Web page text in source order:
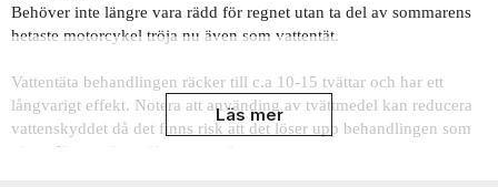
Behöver inte längre vara rädd för regnet utan ta del av sommarens
hetaste motorcykel tröja nu även som vattentät.
Vattentäta behandlingen räcker till c.a 10-15 tvättar och har ett
långvarigt effekt. Notera att använding av tvättmedel kan reducera
vattenskyddet då det finns risk att det löser upp behandlingen som
gjorts för att göra tröjan vattentät.
Läs mer